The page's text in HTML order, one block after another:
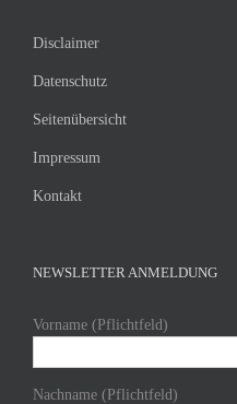
Disclaimer
Datenschutz
Seitenübersicht
Impressum
Kontakt
NEWSLETTER ANMELDUNG
Vorname (Pflichtfeld)
Nachname (Pflichtfeld)